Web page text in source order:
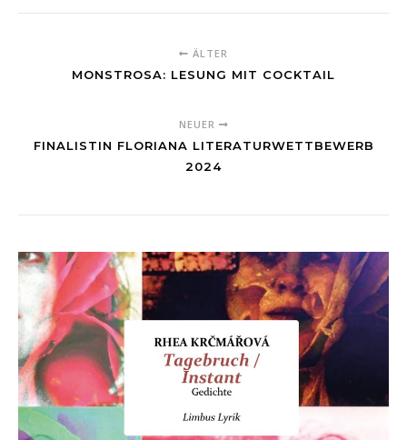
ÄLTER
MONSTROSA: LESUNG MIT COCKTAIL
NEUER
FINALISTIN FLORIANA LITERATURWETTBEWERB
2024